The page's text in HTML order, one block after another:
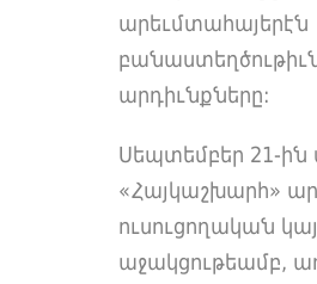
արեւմտահայերէն
արդիւնքները:
Սեպտեմբեր 21-
«Հայկաշխարհ»
ուսուցողական
աջակցութեամբ,